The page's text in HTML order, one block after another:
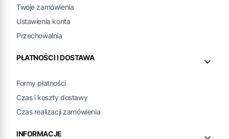
Twoje zamówienia
Ustawienia konta
Przechowalnia
PŁATNOŚCI I DOSTAWA
Formy płatności
Czas i koszty dostawy
Czas realizacji zamówienia
INFORMACJE